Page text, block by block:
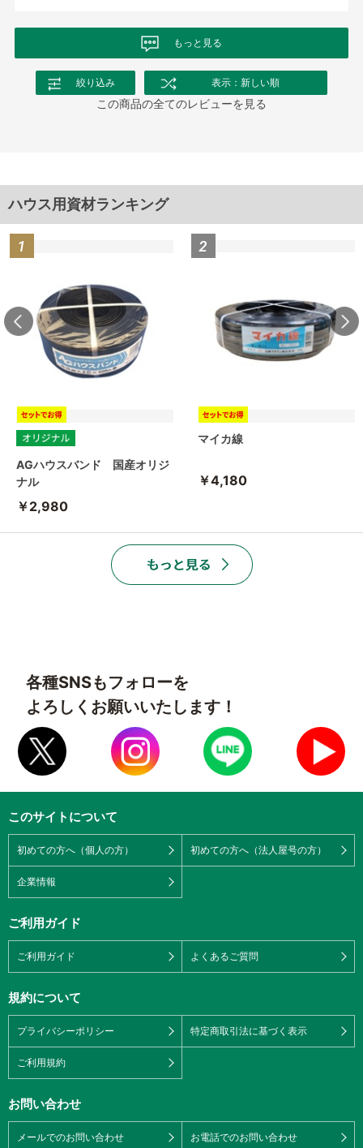
もっと見る
絞り込み 表示：新しい順
この商品の全てのレビューを見る
ハウス用資材ランキング
AGハウスバンド 国産オリジ
ナル
￥2,980
マイカ線
￥4,180
各種SNSもフォローを
よろしくお願いいたします！
このサイトについて
初めての方へ（個人の方） 初めての方へ（法人屋号の方）
企業情報
ご利用ガイド
ご利用ガイド よくあるご質問
規約について
プライバシーポリシー 特定商取引法に基づく表示
ご利用規約
お問い合わせ
メールでのお問い合わせ お電話でのお問い合わせ